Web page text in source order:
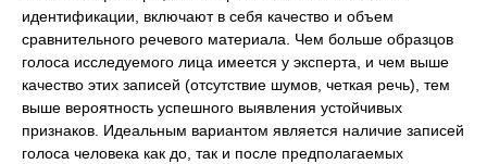
идентификации, включают в себя качество и объем
сравнительного речевого материала. Чем больше образцов
голоса исследуемого лица имеется у эксперта, и чем выше
качество этих записей (отсутствие шумов, четкая речь), тем
выше вероятность успешного выявления устойчивых
признаков. Идеальным вариантом является наличие записей
голоса человека как до, так и после предполагаемых